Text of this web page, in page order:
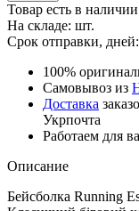
Товар есть в наличии
На складе: шт.
Срок отправки, дней:
100%
Самовывоз из
Доставка
Укрпочта
Работаем для
Описание
Бейсболка Running